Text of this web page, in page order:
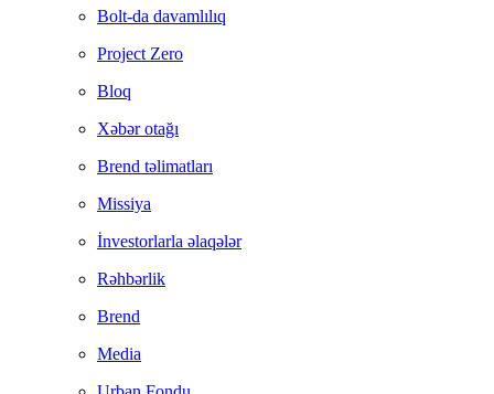
Bolt-da davamlılıq
Project Zero
Bloq
Xəbər otağı
Brend təlimatları
Missiya
İnvestorlarla əlaqələr
Rəhbərlik
Brend
Media